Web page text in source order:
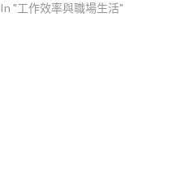
In "工作效率與職場生活"